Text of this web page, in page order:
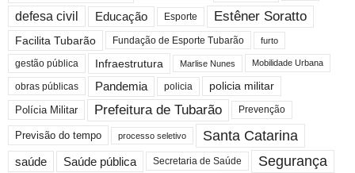
defesa civil Educação Esporte Estêner Soratto
Facilita Tubarão Fundação de Esporte Tubarão furto
gestão pública Infraestrutura Marlise Nunes Mobilidade Urbana
obras públicas Pandemia policia
policia militar
Polícia Militar
Prefeitura de Tubarão Prevenção
Previsão do tempo processo seletivo Santa Catarina
saúde Saúde pública Secretaria de Saúde Segurança